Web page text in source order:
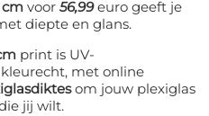
cm voor 56,99euro geeft je
diepte en glans.
print is UV-
met online
om jouw plexiglas
jij wilt.